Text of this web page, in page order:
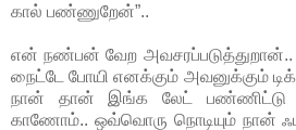
கால் பண்ணுறேன்”..
என் நண்பன் வேற அவசரப்படுத்துறான்..
நைட்டே போயி எனக்கும் அவனுக்கும்
நான் தான் இங்க லேட் பண்ணிட்டு
காணோம்.. ஒவ்வொரு நொடியும் நான்